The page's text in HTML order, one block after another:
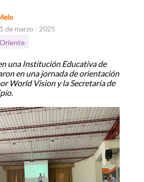
de marzo - 2025
una Institución Educativa de
en una jornada de orientación
World Vision y la Secretaría de